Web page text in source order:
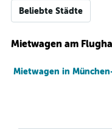
Beliebte Städte
Mietwagen am
Mietwagen in